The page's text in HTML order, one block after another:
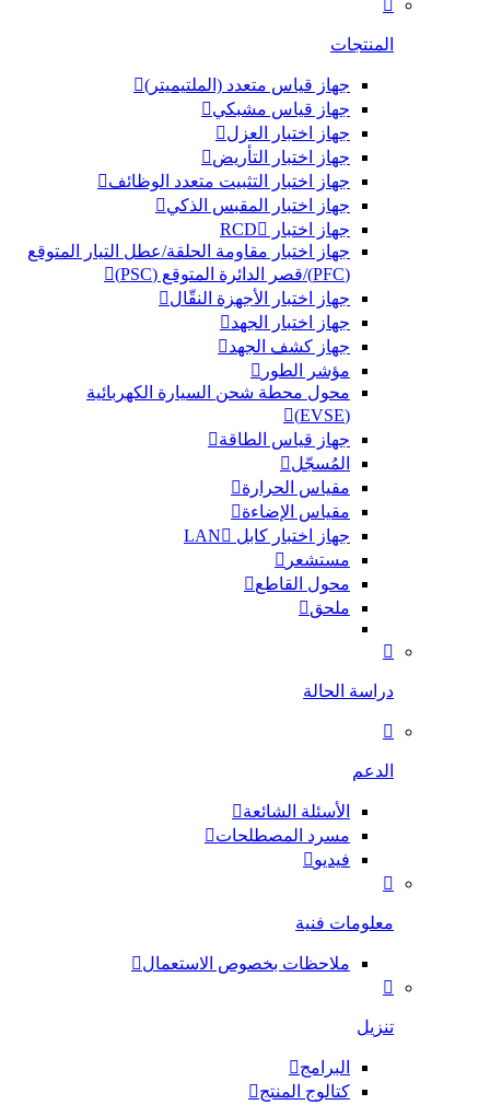
المنتجات
جهاز قياس متعدد (الملتيميتر)
جهاز قياس مشبكي
جهاز اختبار العزل
جهاز اختبار التأريض
جهاز اختبار التثبيت متعدد الوظائف
جهاز اختبار المقبس الذكي
جهاز اختبار RCD
جهاز اختبار مقاومة الحلقة/عطل التيار المتوقع
(PFC)/قصر الدائرة المتوقع (PSC)
جهاز اختبار الأجهزة النقّال
جهاز اختبار الجهد
جهاز كشف الجهد
مؤشر الطور
محول محطة شحن السيارة الكهربائية
(EVSE)
جهاز قياس الطاقة
المُسجّل
مقياس الحرارة
مقياس الإضاءة
جهاز اختبار كابل LAN
مستشعر
محول القاطع
ملحق
دراسة الحالة
الدعم
الأسئلة الشائعة
مسرد المصطلحات
فيديو
معلومات فنية
ملاحظات بخصوص الاستعمال
تنزيل
البرامج
كتالوج المنتج